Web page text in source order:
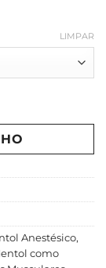
LIMPAR
Anestésico,
como